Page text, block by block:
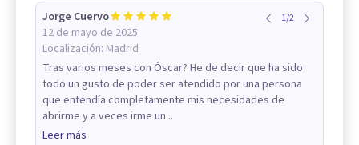
Jorge Cuervo
12 de mayo de 2025
Localización: Madrid
1/2
Tras varios meses con Óscar? He de decir que ha sido
todo un gusto de poder ser atendido por una persona
que entendía completamente mis necesidades de
abrirme y a veces irme un...
Leer más